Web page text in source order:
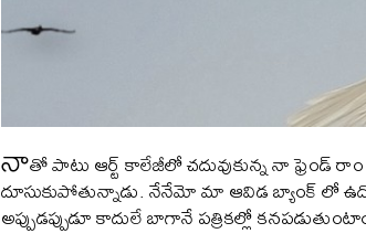
నాతో పాటు ఆర్ట్ కాలేజీలో చదువుకున్న నా ఫ్రెండ్
దూసుకుపోతున్నాడు. నేనేమో మా ఆవిడ బ్యాంక్ లో
అప్పుడప్పుడూ కాదులే బాగానే పత్రికల్లో